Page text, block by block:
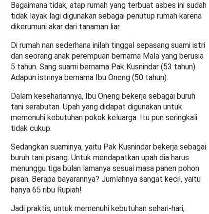
Bagaimana tidak, atap rumah yang terbuat asbes ini sudah
tidak layak lagi digunakan sebagai penutup rumah karena
dikerumuni akar dari tanaman liar.
Di rumah nan sederhana inilah tinggal sepasang suami istri
dan seorang anak perempuan bernama Mala yang berusia
5 tahun. Sang suami bernama Pak Kusnindar (53 tahun).
Adapun istrinya bernama Ibu Oneng (50 tahun).
Dalam kesehariannya, Ibu Oneng bekerja sebagai buruh
tani serabutan. Upah yang didapat digunakan untuk
memenuhi kebutuhan pokok keluarga. Itu pun seringkali
tidak cukup.
Sedangkan suaminya, yaitu Pak Kusnindar bekerja sebagai
buruh tani pisang. Untuk mendapatkan upah dia harus
menunggu tiga bulan lamanya sesuai masa panen pohon
pisan. Berapa bayarannya? Jumlahnya sangat kecil, yaitu
hanya 65 ribu Rupiah!
Jadi praktis, untuk memenuhi kebutuhan sehari-hari,